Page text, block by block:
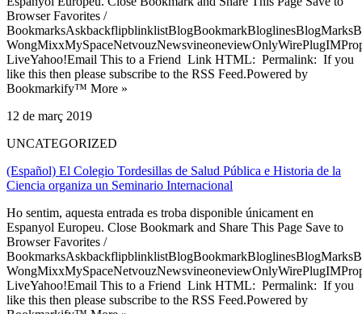
Browser Favorites /
LiveYahoo!Email This to a Friend Link HTML: Permalink: If you
like this then please subscribe to the RSS Feed.Powered by
Bookmarkify™ More »
12 de març 2019
UNCATEGORIZED
(Español) El Colegio Tordesillas de Salud Pública e Historia de la
Ciencia organiza un Seminario Internacional
Ho sentim, aquesta entrada es troba disponible únicament en
Espanyol Europeu. Close Bookmark and Share This Page Save to
Browser Favorites /
LiveYahoo!Email This to a Friend Link HTML: Permalink: If you
like this then please subscribe to the RSS Feed.Powered by